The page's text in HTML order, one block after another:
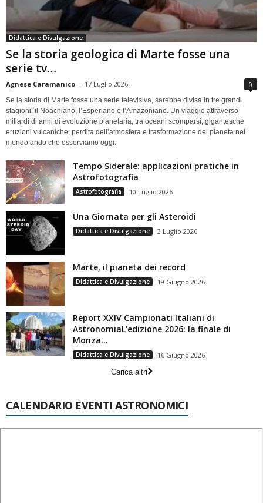
Didattica e Divulgazione
Se la storia geologica di Marte fosse una
serie tv…
Agnese Caramanico - 17 Luglio 2026 0
Se la storia di Marte fosse una serie televisiva, sarebbe divisa in tre grandi
stagioni: il Noachiano, l’Esperiano e l’Amazoniano. Un viaggio attraverso
miliardi di anni di evoluzione planetaria, tra oceani scomparsi, gigantesche
eruzioni vulcaniche, perdita dell’atmosfera e trasformazione del pianeta nel
mondo arido che osserviamo oggi.
Tempo Siderale: applicazioni pratiche in
Astrofotografia
Astrofotografia 10 Luglio 2026
Una Giornata per gli Asteroidi
Didattica e Divulgazione 3 Luglio 2026
Marte, il pianeta dei record
Didattica e Divulgazione 19 Giugno 2026
Report XXIV Campionati Italiani di
AstronomiaL'edizione 2026: la finale di
Monza...
Didattica e Divulgazione
16 Giugno 2026
Carica altri
CALENDARIO EVENTI ASTRONOMICI